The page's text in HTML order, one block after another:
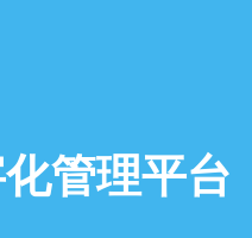
管理平台